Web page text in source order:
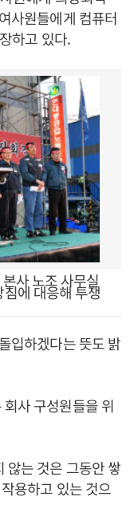
사원들에게 컴퓨터
하고 있다.
사 노조 사무실
에 대응해 투쟁
입하겠다는 뜻도 밝
사 구성원들을 위
않는 것은 그동안 쌓
용하고 있는 것으